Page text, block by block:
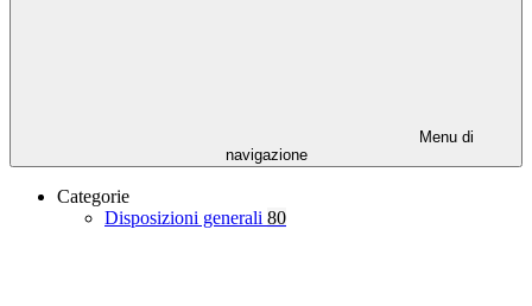
Menu di
navigazione
Categorie
Disposizioni generali 80